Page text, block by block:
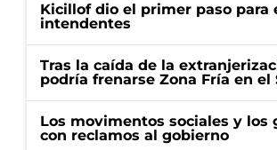
Kicillof dio el primer paso
intendentes
Tras la caída de la
podría frenarse Zona Fría en el
Los movimentos sociales y los
con reclamos al gobierno